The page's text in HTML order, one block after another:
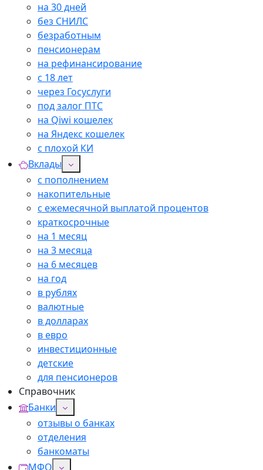
на 30 дней
без СНИЛС
безработным
пенсионерам
на рефинансирование
с 18 лет
через Госуслуги
под залог ПТС
на Qiwi кошелек
на Яндекс кошелек
с плохой КИ
Вклады
с пополнением
накопительные
с ежемесячной выплатой процентов
краткосрочные
на 1 месяц
на 3 месяца
на 6 месяцев
на год
в рублях
валютные
в долларах
в евро
инвестиционные
детские
для пенсионеров
Справочник
Банки
отзывы о банках
отделения
банкоматы
МФО